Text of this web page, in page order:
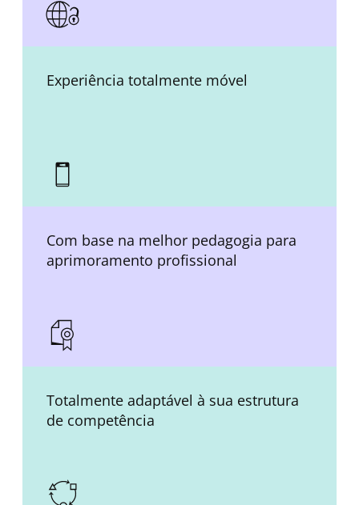
Experiência totalmente móvel
Com base na melhor pedagogia para
aprimoramento profissional
Totalmente adaptável à sua estrutura
de competência